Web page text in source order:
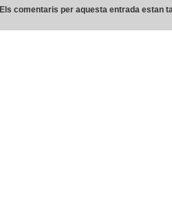
Els comentaris per aquesta entrada estan